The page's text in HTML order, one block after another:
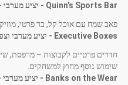
Quinn's Sports Bar - יציע מערבי - מ
פאב שמח עם אוכל קל, בר פרטי,
Executive Boxes - יציע מערבי וצפוני - מ
חדרים פרטיים לקבוצות – מרפסת,
שימוש נוסף מחוץ למשחקים.
Banks on the Wear - יציע מערבי - מ